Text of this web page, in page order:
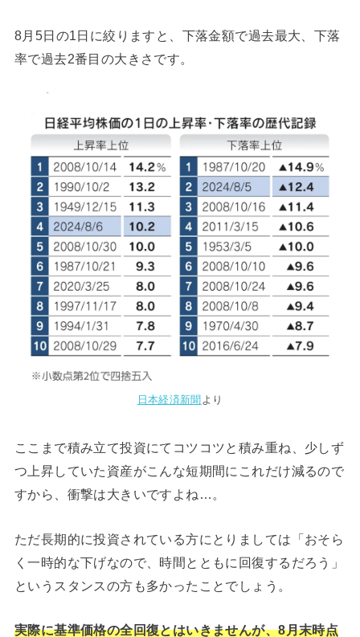
8月5日の1日に絞りますと、下落金額で過去最大、下落
率で過去2番目の大きさです。
日本経済新聞 より
ここまで積み立て投資にてコツコツと積み重ね、少しず
つ上昇していた資産がこんな短期間にこれだけ減るので
すから、衝撃は大きいですよね…。
ただ長期的に投資されている方にとりましては「おそら
く一時的な下げなので、時間とともに回復するだろう」
というスタンスの方も多かったことでしょう。
実際に基準価格の全回復とはいきませんが、8月末時点